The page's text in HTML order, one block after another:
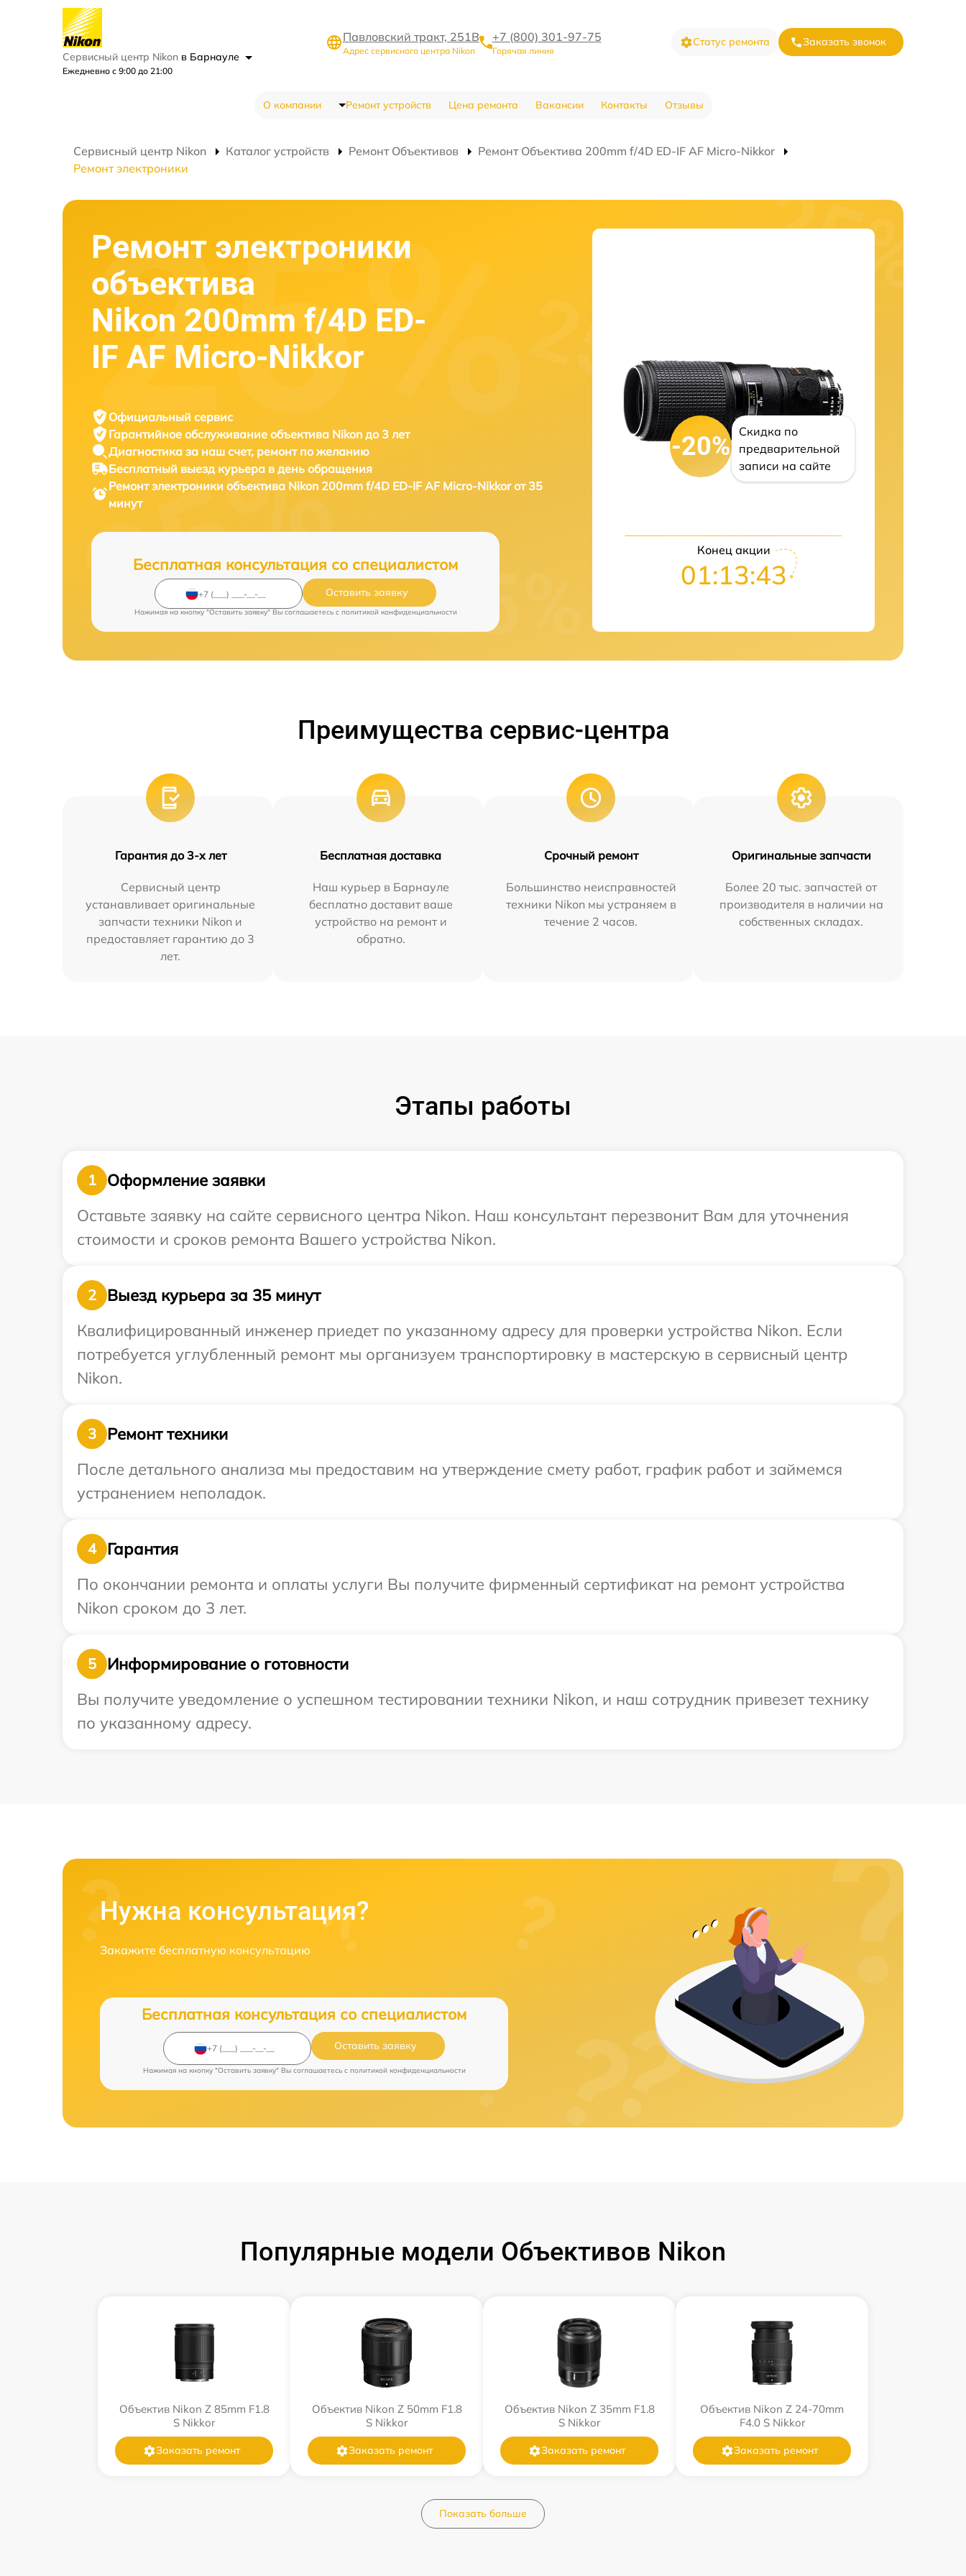
Сервисный центр Nikon в Барнауле
Ежедневно с 9:00 до 21:00
Павловский тракт, 251В
Адрес сервисного центра Nikon
+7 (800) 301-97-75
Горячая линия
Статус ремонта Заказать звонок
О компании Ремонт устройств Цена ремонта Вакансии Контакты Отзывы
Сервисный центр Nikon Каталог устройств Ремонт Объективов
Ремонт Объектива 200mm f/4D ED-IF AF Micro-Nikkor
Ремонт электроники
Ремонт электроники
объектива
Nikon 200mm f/4D ED-
IF AF Micro-Nikkor
Официальный сервис
Гарантийное обслуживание объектива Nikon до 3 лет
Диагностика за наш счет, ремонт по желанию
Бесплатный выезд курьера в день обращения
Ремонт электроники объектива Nikon 200mm f/4D ED-IF AF Micro-Nikkor от 35
минут
Бесплатная консультация со специалистом
Оставить заявку
Нажимая на кнопку "Оставить заявку" Вы соглашаетесь c политикой конфиденциальности
-20%
Скидка по
предварительной
записи на сайте
Конец акции
01:13:42
Преимущества сервис-центра
Гарантия до 3-х лет
Сервисный центр
устанавливает оригинальные
запчасти техники Nikon и
предоставляет гарантию до 3
лет.
Бесплатная доставка
Наш курьер в Барнауле
бесплатно доставит ваше
устройство на ремонт и
обратно.
Срочный ремонт
Большинство неисправностей
техники Nikon мы устраняем в
течение 2 часов.
Оригинальные запчасти
Более 20 тыс. запчастей от
производителя в наличии на
собственных складах.
Этапы работы
1
Оформление заявки
Оставьте заявку на сайте сервисного центра Nikon. Наш консультант перезвонит Вам для уточнения
стоимости и сроков ремонта Вашего устройства Nikon.
2
Выезд курьера за 35 минут
Квалифицированный инженер приедет по указанному адресу для проверки устройства Nikon. Если
потребуется углубленный ремонт мы организуем транспортировку в мастерскую в сервисный центр
Nikon.
3
Ремонт техники
После детального анализа мы предоставим на утверждение смету работ, график работ и займемся
устранением неполадок.
4
Гарантия
По окончании ремонта и оплаты услуги Вы получите фирменный сертификат на ремонт устройства
Nikon сроком до 3 лет.
5
Информирование о готовности
Вы получите уведомление о успешном тестировании техники Nikon, и наш сотрудник привезет технику
по указанному адресу.
Нужна консультация?
Закажите бесплатную консультацию
Бесплатная консультация со специалистом
Оставить заявку
Нажимая на кнопку "Оставить заявку" Вы соглашаетесь c политикой конфиденциальности
Популярные модели Объективов Nikon
Объектив Nikon Z 85mm F1.8
S Nikkor
Заказать ремонт
Объектив Nikon Z 50mm F1.8
S Nikkor
Заказать ремонт
Объектив Nikon Z 35mm F1.8
S Nikkor
Заказать ремонт
Объектив Nikon Z 24-70mm
F4.0 S Nikkor
Заказать ремонт
Показать больше